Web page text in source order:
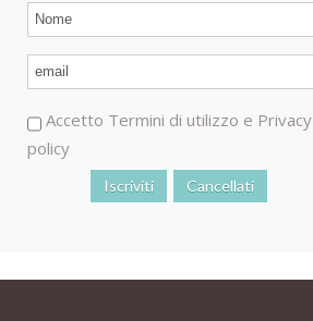
Accetto Termini di utilizzo e Privacy
policy